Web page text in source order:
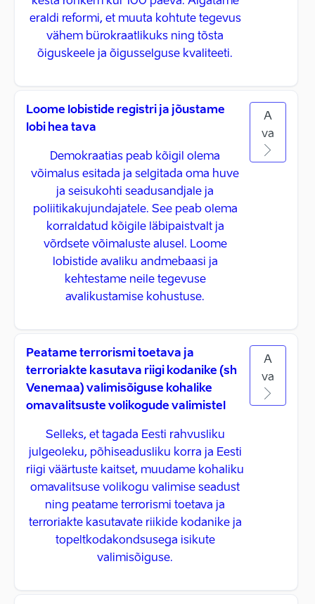
eraldi reformi, et muuta kohtute tegevus
vähem bürokraatlikuks ning tõsta
õiguskeele ja õigusselguse kvaliteeti.
Loome lobistide registri ja jõustame
lobi hea tava
Demokraatias peab kõigil olema
võimalus esitada ja selgitada oma huve
ja seisukohti seadusandjale ja
poliitikakujundajatele. See peab olema
korraldatud kõigile läbipaistvalt ja
võrdsete võimaluste alusel. Loome
lobistide avaliku andmebaasi ja
kehtestame neile tegevuse
avalikustamise kohustuse.
A
va
Peatame terrorismi toetava ja
terroriakte kasutava riigi kodanike (sh
Venemaa) valimisõiguse kohalike
omavalitsuste volikogude valimistel
Selleks, et tagada Eesti rahvusliku
julgeoleku, põhiseadusliku korra ja Eesti
riigi väärtuste kaitset, muudame kohaliku
omavalitsuse volikogu valimise seadust
ning peatame terrorismi toetava ja
terroriakte kasutavate riikide kodanike ja
topeltkodakondsusega isikute
valimisõiguse.
A
va